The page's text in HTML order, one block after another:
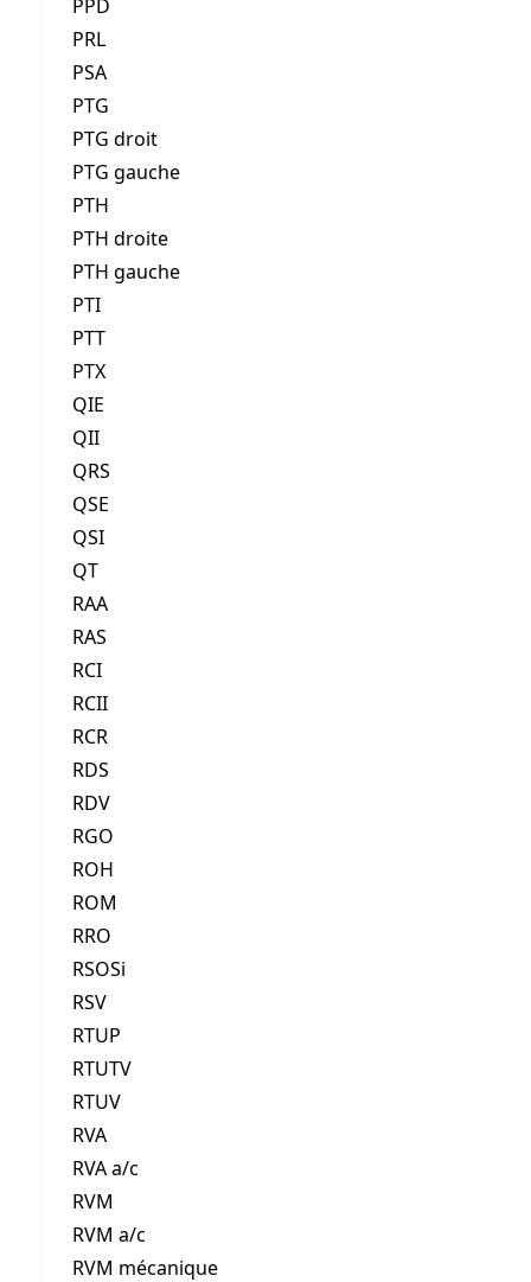
PPD
PRL
PSA
PTG
PTG droit
PTG gauche
PTH
PTH droite
PTH gauche
PTI
PTT
PTX
QIE
QII
QRS
QSE
QSI
QT
RAA
RAS
RCI
RCII
RCR
RDS
RDV
RGO
ROH
ROM
RRO
RSOSi
RSV
RTUP
RTUTV
RTUV
RVA
RVA a/c
RVM
RVM a/c
RVM mécanique